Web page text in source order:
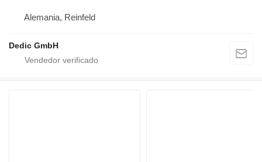
Alemania, Reinfeld
Dedic GmbH